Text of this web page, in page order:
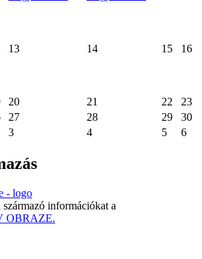
13 14 15 16
20 21 22
23
27 28 29
30
3 4 5 6
információkat a
OBRAZE.